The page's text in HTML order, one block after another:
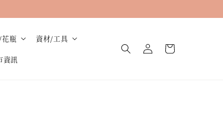
瓶 資材/工具
資訊